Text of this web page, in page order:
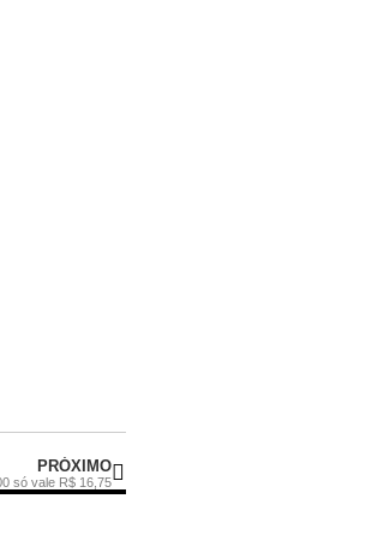
PRÓXIMO
só vale R$ 16,75